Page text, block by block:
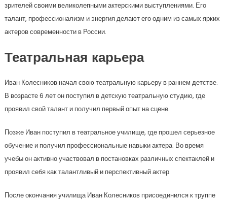
зрителей своими великолепными актерскими выступлениями. Его
талант, профессионализм и энергия делают его одним из самых ярких
актеров современности в России.
Театральная карьера
Иван Колесников начал свою театральную карьеру в раннем детстве.
В возрасте 6 лет он поступил в детскую театральную студию, где
проявил свой талант и получил первый опыт на сцене.
Позже Иван поступил в театральное училище, где прошел серьезное
обучение и получил профессиональные навыки актера. Во время
учебы он активно участвовал в постановках различных спектаклей и
проявил себя как талантливый и перспективный актер.
После окончания училища Иван Колесников присоединился к труппе